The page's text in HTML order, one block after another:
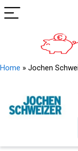
Home » Jochen